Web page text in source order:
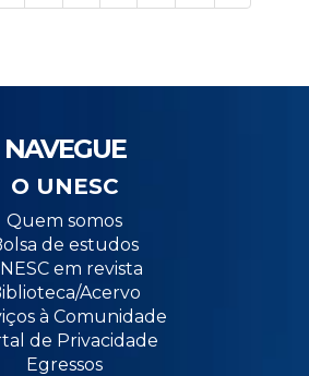
NAVEGUE
O UNESC
Quem somos
de estudos
em revista
Acervo
à Comunidade
de Privacidade
Egressos